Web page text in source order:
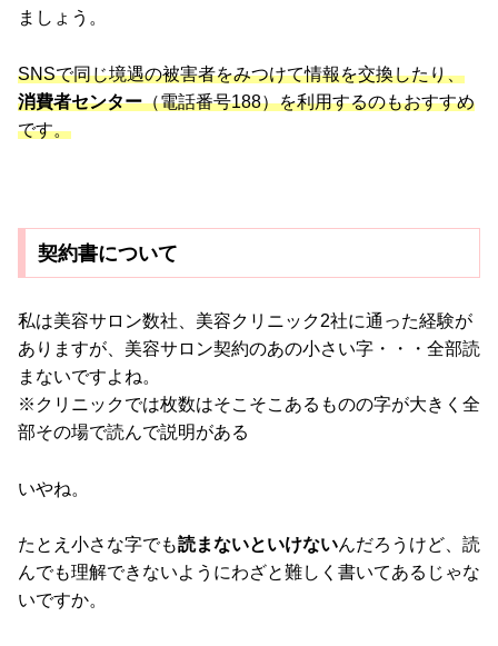
ましょう。
SNSで同じ境遇の被害者をみつけて情報を交換したり、
消費者センター（電話番号188）を利用するのもおすすめ
です。
契約書について
私は美容サロン数社、美容クリニック2社に通った経験が
ありますが、美容サロン契約のあの小さい字・・・全部読
まないですよね。
※クリニックでは枚数はそこそこあるものの字が大きく全
部その場で読んで説明がある
いやね。
たとえ小さな字でも読まないといけないんだろうけど、読
んでも理解できないようにわざと難しく書いてあるじゃな
いですか。